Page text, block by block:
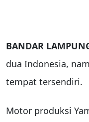
BANDAR
dua Indonesia,
tempat tersendiri.
Motor produksi